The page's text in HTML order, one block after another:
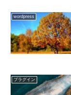
wordpress
プラグイン